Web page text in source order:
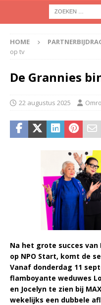
HOME
op tv
De Grannies
22 augustus 2025
Na het grote succes van
op NPO Start, komt de
Vanaf donderdag 11
flamboyante weduwes
en Jocelyn te zien bij
wekelijks een dubbele